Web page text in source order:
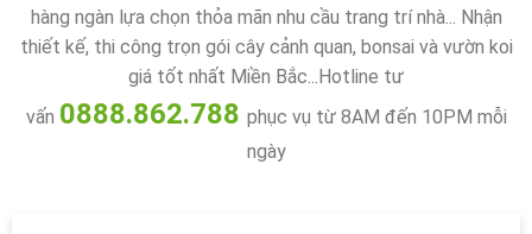
hàng ngàn lựa chọn thỏa mãn nhu cầu trang trí nhà... Nhận
thiết kế, thi công trọn gói cây cảnh quan, bonsai và vườn koi
giá tốt nhất Miền Bắc...Hotline tư
vấn 0888.862.788 phục vụ từ 8AM đến 10PM mỗi
ngày